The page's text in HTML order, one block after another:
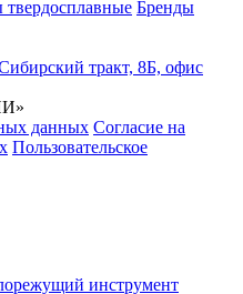
Бренды
тракт, 8Б, офис
данных Согласие на
Пользовательское